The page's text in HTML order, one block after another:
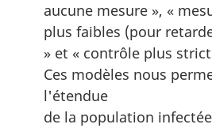
aucune mesure », «
plus faibles (pour
» et « contrôle plus
Ces modèles nous
l'étendue
de la population